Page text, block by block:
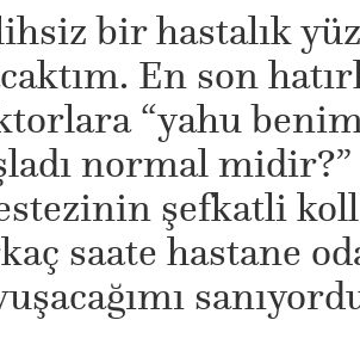
bir hastalık
En son
“yahu
normal
şefkatli
saate hastane